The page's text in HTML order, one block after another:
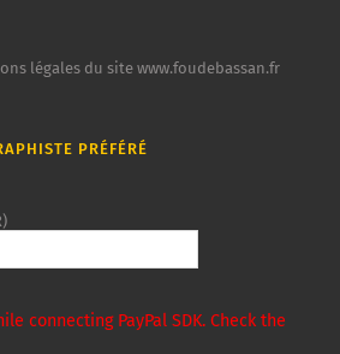
légales du site www.foudebassan.fr
PRÉFÉRÉ
connecting PayPal SDK. Check the